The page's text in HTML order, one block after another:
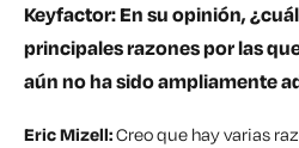
Keyfactor: En su opinión,
principales razones por las
aún no ha sido ampliamente
Eric Mizell:Creo que hay varias